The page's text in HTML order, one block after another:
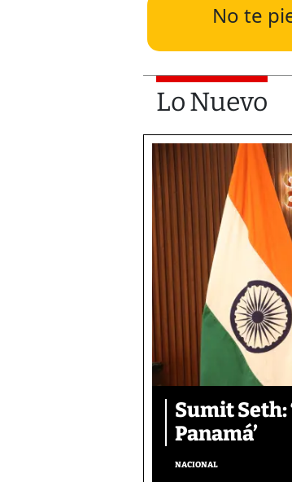
No te
Lo Nuevo
Sumit Seth:
Panamá’
NACIONAL